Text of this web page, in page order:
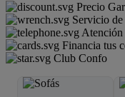
Precio
Servicio
Atención
Financia tus
Club Confo